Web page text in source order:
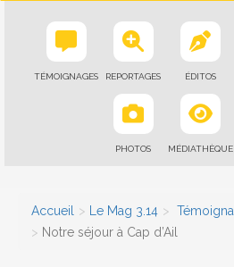
TÉMOIGNAGES REPORTAGES ÉDITOS
PHOTOS MÉDIATHÈQUE
Accueil Le Mag 3.14
Notre séjour à Cap d’Ail